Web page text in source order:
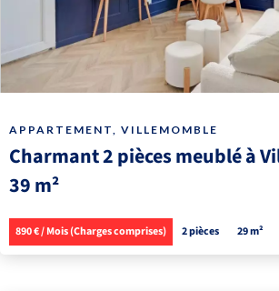
APPARTEMENT, VILLEMOMBLE
Charmant 2 pièces meublé à
39 m²
890 € / Mois (Charges comprises) 2 pièces 29 m²